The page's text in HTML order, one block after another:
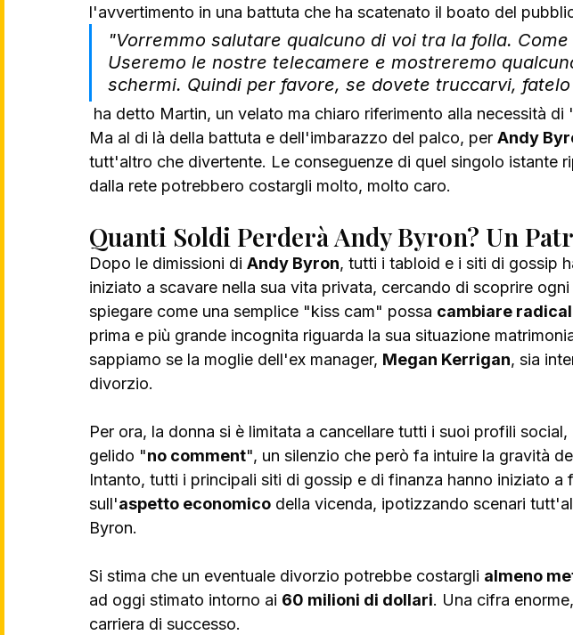
l'avvertimento in una battuta che ha scatenato il boato del
"Vorremmo salutare qualcuno di voi tra la folla.
Useremo le nostre telecamere e mostreremo
schermi. Quindi per favore, se dovete truccarvi,
ha detto Martin, un velato ma chiaro riferimento alla necessità
Ma al di là della battuta e dell'imbarazzo del palco, per Andy
tutt'altro che divertente. Le conseguenze di quel singolo istante
dalla rete potrebbero costargli molto, molto caro.
Quanti Soldi Perderà Andy Byron? Un
Dopo le dimissioni di Andy Byron, tutti i tabloid e i siti di gossip
iniziato a scavare nella sua vita privata, cercando di scoprire
spiegare come una semplice "kiss cam" possa cambiare
prima e più grande incognita riguarda la sua situazione
sappiamo se la moglie dell'ex manager, Megan Kerrigan, sia
divorzio.
Per ora, la donna si è limitata a cancellare tutti i suoi profili
gelido "no comment", un silenzio che però fa intuire la gravità
Intanto, tutti i principali siti di gossip e di finanza hanno iniziato a
sull'aspetto economico della vicenda, ipotizzando scenari
Byron.
Si stima che un eventuale divorzio potrebbe costargli almeno
ad oggi stimato intorno ai 60 milioni di dollari. Una cifra
carriera di successo.